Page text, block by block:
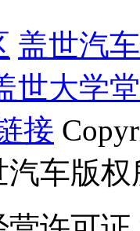
盖世汽
世大学堂
接
汽车版